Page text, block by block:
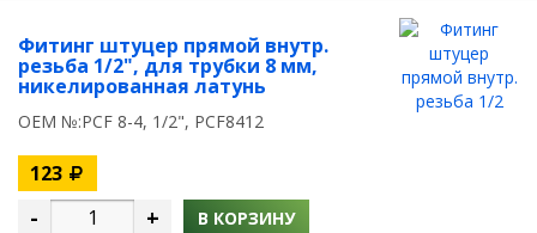
Фитинг штуцер прямой внутр.
резьба 1/2", для трубки 8 мм,
никелированная латунь
OEM №:PCF 8-4, 1/2", PCF8412
123
- + В КОРЗИНУ